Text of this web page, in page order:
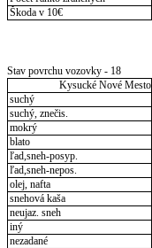
Škoda v 10€
Stav povrchu vozovky - 18
Kysucké Nové Mesto
suchý
suchý, znečis.
mokrý
blato
ľad,sneh-posyp.
ľad,sneh-nepos.
olej, nafta
snehová kaša
neujaz. sneh
iný
nezadané